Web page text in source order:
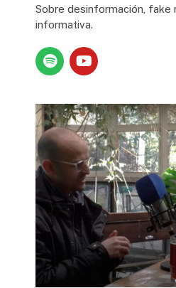
Sobre desinformación, fake
informativa.